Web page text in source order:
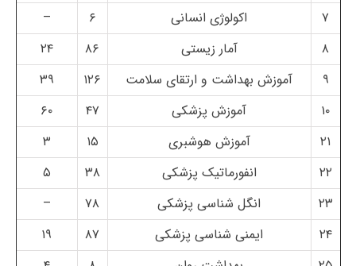
۷
اکولوژی انسانی ۶
–
۸
آمار زیستی ۸۶
۲۴
۹
آموزش بهداشت و ارتقای سلامت ۱۲۶
۳۹
۱۰
آموزش پزشکی ۴۷
۶۰
۲۱
آموزش هوشبری ۱۵
۳
۲۲
انفورماتیک پزشکی ۳۸
۵
۲۳
انگل شناسی پزشکی ۷۸
–
۲۴
ایمنی شناسی پزشکی ۸۷
۱۹